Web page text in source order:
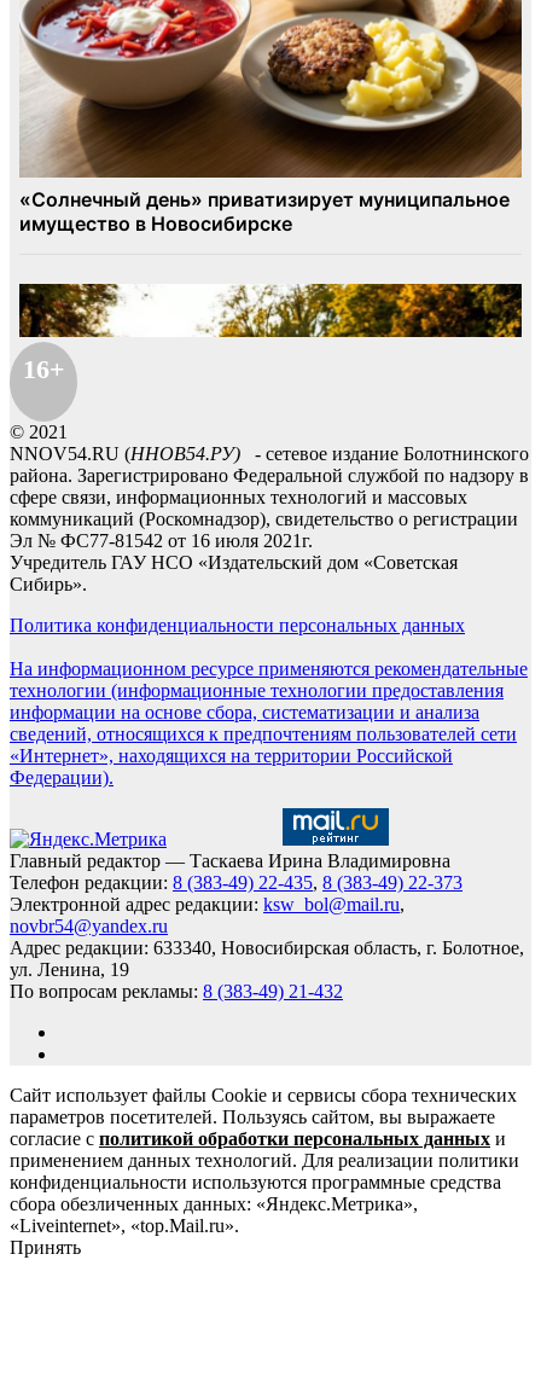
16+
© 2021
NNOV54.RU (ННОВ54.РУ) - сетевое издание Болотнинского
района. Зарегистрировано Федеральной службой по надзору в
сфере связи, информационных технологий и массовых
коммуникаций (Роскомнадзор), свидетельство о регистрации
Эл № ФС77-81542 от 16 июля 2021г.
Учредитель ГАУ НСО «Издательский дом «Советская
Сибирь».
Политика конфиденциальности персональных данных
На информационном ресурсе применяются рекомендательные
технологии (информационные технологии предоставления
информации на основе сбора, систематизации и анализа
сведений, относящихся к предпочтениям пользователей сети
«Интернет», находящихся на территории Российской
Федерации).
Главный редактор — Таскаева Ирина Владимировна
Телефон редакции: 8 (383-49) 22-435, 8 (383-49) 22-373
Электронной адрес редакции: ksw_bol@mail.ru,
novbr54@yandex.ru
Адрес редакции: 633340, Новосибирская область, г. Болотное,
ул. Ленина, 19
По вопросам рекламы: 8 (383-49) 21-432
Сайт использует файлы Cookie и сервисы сбора технических
параметров посетителей. Пользуясь сайтом, вы выражаете
согласие с политикой обработки персональных данных и
применением данных технологий. Для реализации политики
конфиденциальности используются программные средства
сбора обезличенных данных: «Яндекс.Метрика»,
«Liveinternet», «top.Mail.ru».
Принять